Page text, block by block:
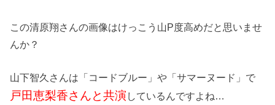
この清原翔さんの画像はけっこう山P度高めだと思いませ
んか？
山下智久さんは「コードブルー」や「サマーヌード」で
戸田恵梨香さんと共演 しているんですよね…